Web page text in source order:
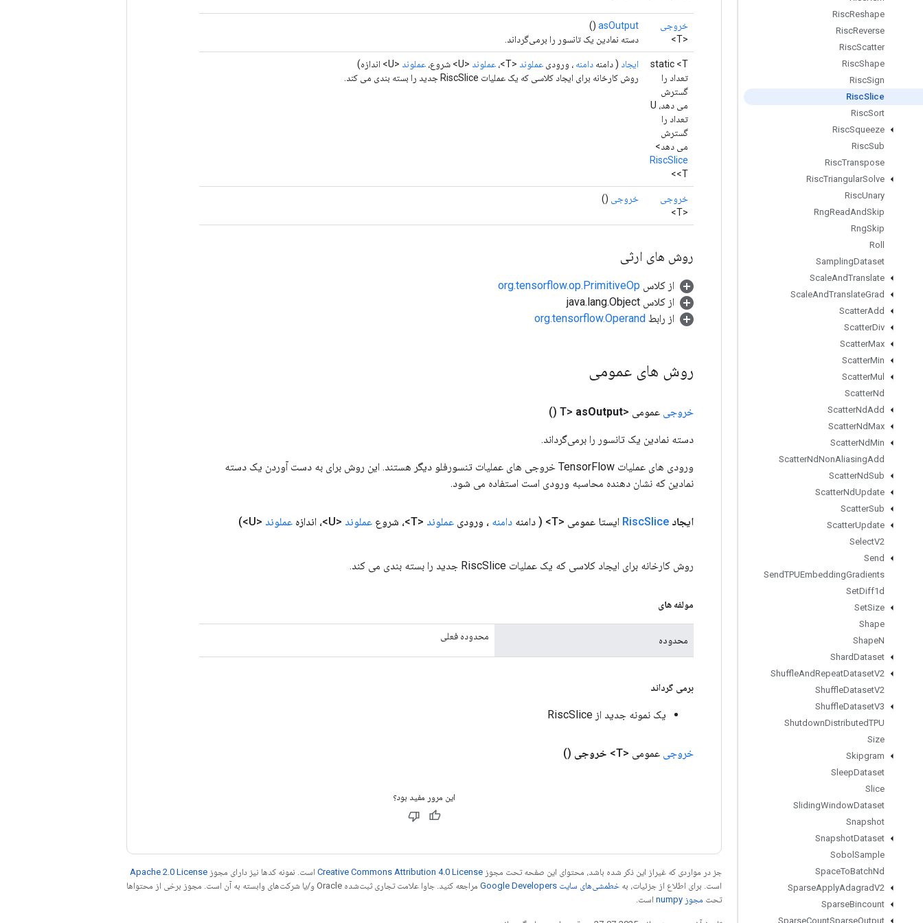
RiscReshape
RiscReverse
RiscScatter
RiscShape
RiscSign
RiscSlice
RiscSort
RiscSqueeze
RiscSub
RiscTranspose
RiscTriangularSolve
RiscUnary
RngReadAndSkip
RngSkip
Roll
SamplingDataset
ScaleAndTranslate
ScaleAndTranslateGrad
ScatterAdd
ScatterDiv
ScatterMax
ScatterMin
ScatterMul
ScatterNd
ScatterNdAdd
ScatterNdMax
ScatterNdMin
ScatterNdNonAliasingAdd
ScatterNdSub
ScatterNdUpdate
ScatterSub
ScatterUpdate
SelectV2
Send
SendTPUEmbeddingGradients
SetDiff1d
SetSize
Shape
ShapeN
ShardDataset
ShuffleAndRepeatDatasetV2
ShuffleDatasetV2
ShuffleDatasetV3
ShutdownDistributedTPU
Size
Skipgram
SleepDataset
Slice
SlidingWindowDataset
Snapshot
SnapshotDataset
Sobol Sample
SpaceToBatchNd
SparseApplyAdagradV2
SparseBincount
SparseCountSparseOutput
خروجی
<T>
asOutput
()
دسته نمادین یک تانسور را برمی‌گرداند.
static <T
تعداد را
گسترش
می دهد، U
تعداد را
گسترش
می دهد>
RiscSlice
<T>
ایجاد ( دامنه دامنه ، ورودی عملوند <T>، عملوند <U> شروع، عملوند <U> اندازه)
روش کارخانه برای ایجاد کلاسی که یک عملیات RiscSlice جدید را بسته بندی می کند.
خروجی
<T>
خروجی ()
روش های ارثی
از کلاس org.tensorflow.op.PrimitiveOp
از کلاس java.lang.Object
از رابط org.tensorflow.Operand
روش های عمومی
خروجی عمومی <T> asOutput
()
دسته نمادین یک تانسور را برمی‌گرداند.
ورودی های عملیات TensorFlow خروجی های عملیات تنسورفلو دیگر هستند. این روش برای به دست آوردن یک دسته
نمادین که نشان دهنده محاسبه ورودی است استفاده می شود.
ایجاد RiscSlice ایستا عمومی <T> ( دامنه دامنه ، ورودی عملوند <T>، شروع عملوند <U>، اندازه عملوند <U>)
روش کارخانه برای ایجاد کلاسی که یک عملیات RiscSlice جدید را بسته بندی می کند.
مولفه های
محدوده محدوده فعلی
برمی گرداند
یک نمونه جدید از RiscSlice
خروجی عمومی <T> خروجی ()
این مرور مفید بود؟
جز در مواردی که غیراز این ذکر شده باشد، محتوای این صفحه تحت مجوز Creative Commons Attribution 4.0 License است. نمونه کدها نیز دارای مجوز Apache 2.0 License
است. برای اطلاع از جزئیات، به خطمشی‌های سایت Google Developers‏
مراجعه کنید. جاوا علامت تجاری ثبت‌شده Oracle و/یا شرکت‌های وابسته به آن است. مجوز برخی از محتواها
تحت مجوز numpy‏ است.